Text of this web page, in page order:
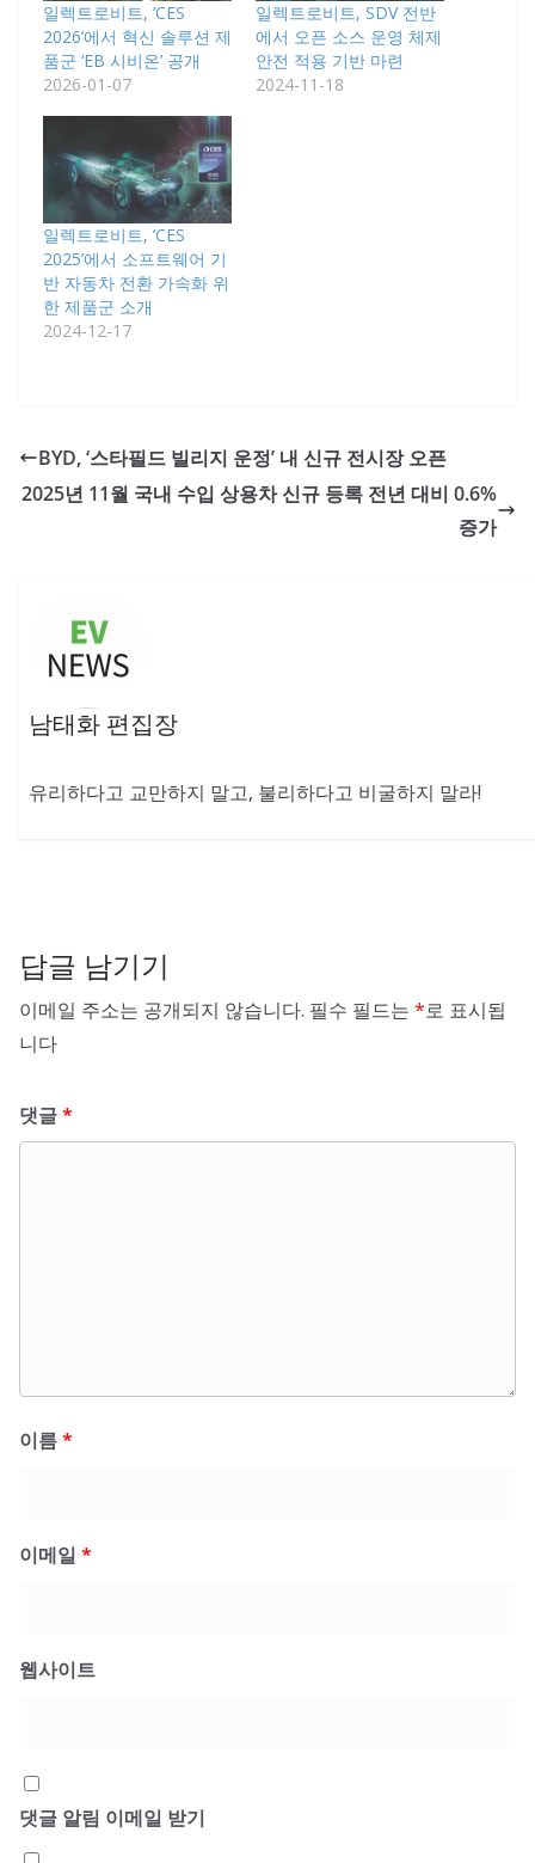
일렉트로비트, ‘CES
2026’에서 혁신 솔루션 제
품군 ‘EB 시비온’ 공개
2026-01-07
일렉트로비트, SDV 전반
에서 오픈 소스 운영 체제
안전 적용 기반 마련
2024-11-18
일렉트로비트, ‘CES
2025’에서 소프트웨어 기
반 자동차 전환 가속화 위
한 제품군 소개
2024-12-17
BYD, ‘스타필드 빌리지 운정’ 내 신규 전시장 오픈
2025년 11월 국내 수입 상용차 신규 등록 전년 대비 0.6%
증가
남태화 편집장
유리하다고 교만하지 말고, 불리하다고 비굴하지 말라!
답글 남기기
이메일 주소는 공개되지 않습니다. 필수 필드는 *로 표시됩
니다
댓글*
이름*
이메일 *
웹사이트
댓글 알림 이메일 받기